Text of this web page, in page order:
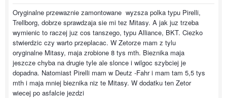
Oryginalne przewaznie zamontowane wyzsza polka typu Pirelli,
Trellborg, dobrze sprawdzaja sie mi tez Mitasy. A jak juz trzeba
wymienic to raczej juz cos tanszego, typu Alliance, BKT. Ciezko
stwierdzic czy warto przeplacac. W Zetorze mam z tylu
oryginalne Mitasy, maja zrobione 8 tys mth. Bieznika maja
jeszcze chyba na drugie tyle ale slonce i wilgoc szybciej je
dopadna. Natomiast Pirelli mam w Deutz -Fahr i mam tam 5,5 tys
mth i maja mniej bieznika niz te Mitasy. W dodatku ten Zetor
wiecej po asfalcie jezdzi